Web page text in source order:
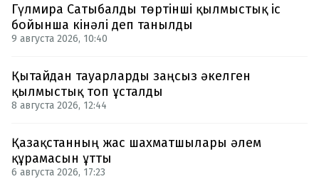
Гүлмира Сатыбалды төртінші қылмыстық іс
бойынша кінәлі деп танылды
9 августа 2026, 10:40
Қытайдан тауарларды заңсыз әкелген
қылмыстық топ ұсталды
8 августа 2026, 12:44
Қазақстанның жас шахматшылары әлем
құрамасын ұтты
6 августа 2026, 17:23